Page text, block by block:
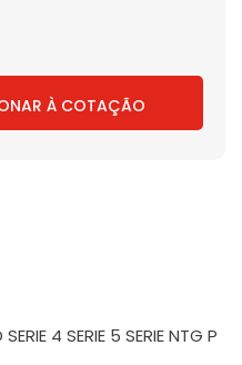
À COTAÇÃO
4 SERIE 5 SERIE NTG P